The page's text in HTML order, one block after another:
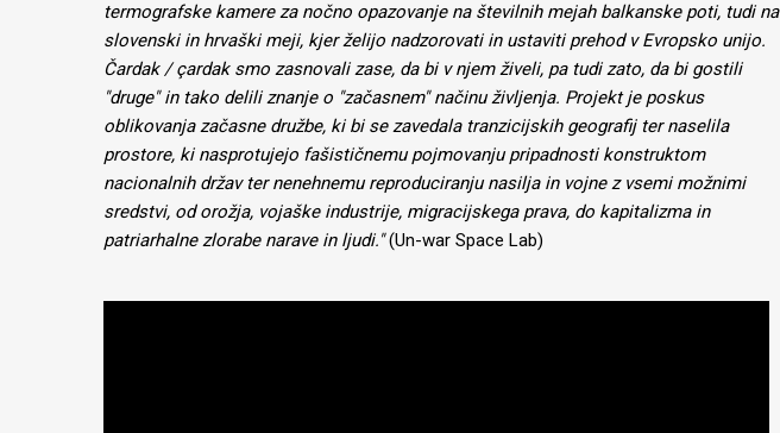
termografske kamere za nočno opazovanje na številnih mejah balkanske poti, tudi na
slovenski in hrvaški meji, kjer želijo nadzorovati in ustaviti prehod v Evropsko unijo.
Čardak / çardak smo zasnovali zase, da bi v njem živeli, pa tudi zato, da bi gostili
"druge" in tako delili znanje o "začasnem" načinu življenja. Projekt je poskus
oblikovanja začasne družbe, ki bi se zavedala tranzicijskih geografij ter naselila
prostore, ki nasprotujejo fašističnemu pojmovanju pripadnosti konstruktom
nacionalnih držav ter nenehnemu reproduciranju nasilja in vojne z vsemi možnimi
sredstvi, od orožja, vojaške industrije, migracijskega prava, do kapitalizma in
patriarhalne zlorabe narave in ljudi."(Un-war Space Lab)